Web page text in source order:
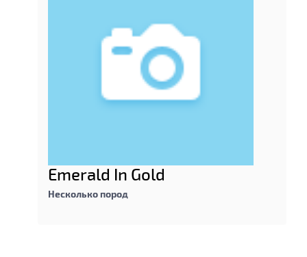
Emerald In Gold
Несколько пород